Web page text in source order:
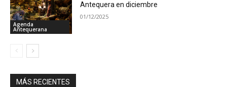
Agenda
Antequerana
Antequera en diciembre
01/12/2025
MÁS RECIENTES